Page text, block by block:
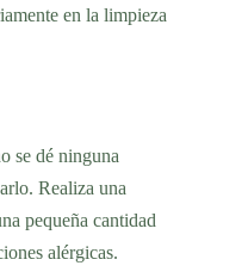
en la limpieza
se dé ninguna
Realiza una
pequeña cantidad
alérgicas.